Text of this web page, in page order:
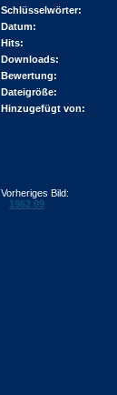
Schlüsselwörter:
Datum:
Hits:
Downloads:
Bewertung:
Dateigröße:
Hinzugefügt von:
Vorheriges Bild:
1962 09